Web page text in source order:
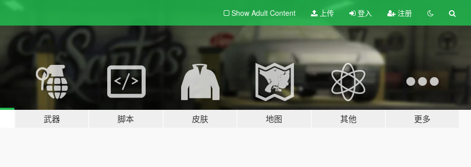
Show Adult Content 上传 登入 注册
武器 脚本 皮肤 地图 其他 更多